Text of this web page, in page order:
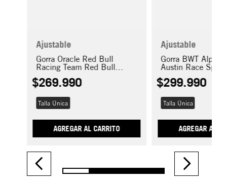
Ajustable
Gorra Oracle Red Bull
Racing Team Red Bull
9SEVENTY Stretch Snap
$269.990
Talla Única
AGREGAR AL CARRITO
Ajustable
Gorra BWT Alpine
Austin Race
$299.990
Talla Única
AGREGAR AL